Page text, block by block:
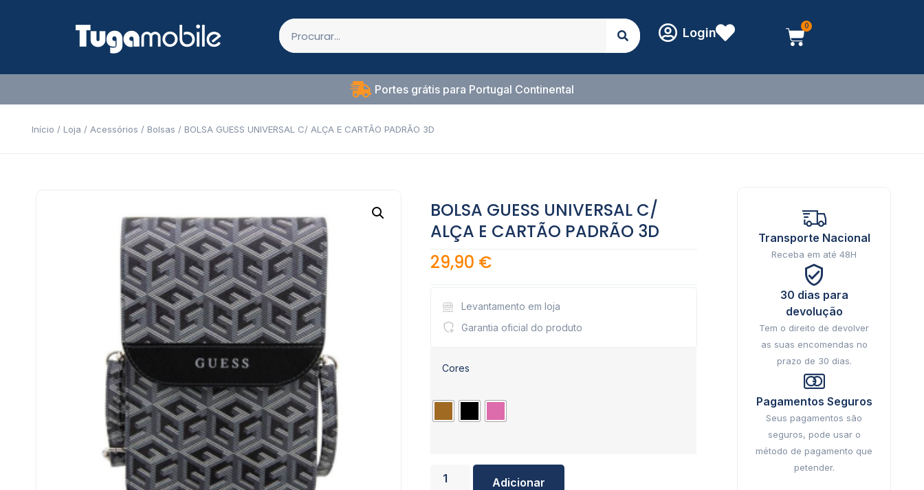
Login 0
Portes grátis para Portugal Continental
Início / Loja / Acessórios / Bolsas / BOLSA GUESS UNIVERSAL C/ ALÇA E CARTÃO PADRÃO 3D
BOLSA GUESS UNIVERSAL C/
ALÇA E CARTÃO PADRÃO 3D
29,90 €
Levantamento em loja
Garantia oficial do produto
Cores
Adicionar
Transporte Nacional
Receba em até 48H
30 dias para
devolução
Tem o direito de devolver
as suas encomendas no
prazo de 30 dias.
Pagamentos Seguros
Seus pagamentos são
seguros, pode usar o
método de pagamento que
petender.